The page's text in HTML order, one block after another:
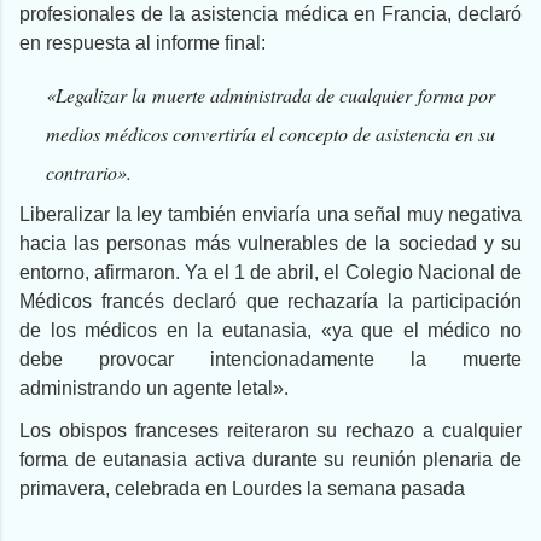
profesionales de la asistencia médica en Francia, declaró
en respuesta al informe final:
«Legalizar la muerte administrada de cualquier forma por
medios médicos convertiría el concepto de asistencia en su
contrario».
Liberalizar la ley también enviaría una señal muy negativa
hacia las personas más vulnerables de la sociedad y su
entorno, afirmaron. Ya el 1 de abril, el Colegio Nacional de
Médicos francés declaró que rechazaría la participación
de los médicos en la eutanasia, «ya que el médico no
debe provocar intencionadamente la muerte
administrando un agente letal».
Los obispos franceses reiteraron su rechazo a cualquier
forma de eutanasia activa durante su reunión plenaria de
primavera, celebrada en Lourdes la semana pasada